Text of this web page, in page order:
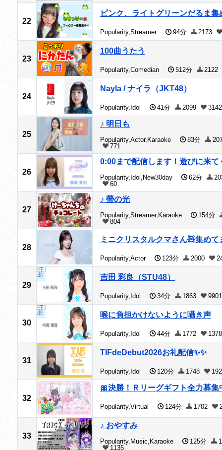
22
ピンク、ライトグリーンだるま集
Popularity,Streamer 94分 2173
23
100曲うたう
Popularity,Comedian 512分 2122
24
Nayla / ナイラ（JKT48）
Popularity,Idol 41分 2099
25
♪ 明日も
Popularity,Actor,Karaoke 83分
771
26
0:00まで配信します！遊びに来て
Popularity,Idol,New30day 62分
60
27
♪ 螢の光
Popularity,Streamer,Karaoke
154分
804
28
ミニクリスタルクマさん🧸集めて
Popularity,Actor 123分 2000
29
吉田 彩良（STU48）
Popularity,Idol 34分 1863 9901
30
喉に負担かけないように囁き声
Popularity,Idol 44分 1772
31
TIFdeDebut2026お礼配信✨✨
Popularity,Idol 120分 1748 192
32
🎀決勝！Ｒリーグギフト全力募集
Popularity,Virtual 124分 1702
33
♪ おやすみ
Popularity,Music,Karaoke 125分
1135